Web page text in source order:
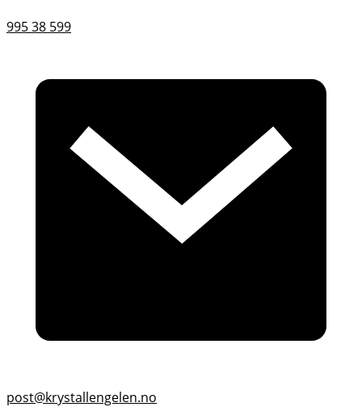
995 38 599
post@krystallengelen.no